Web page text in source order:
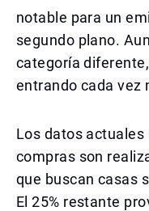
notable para un
segundo plano.
categoría
entrando cada vez
Los datos actuales
compras son
que buscan casas
El 25% restante